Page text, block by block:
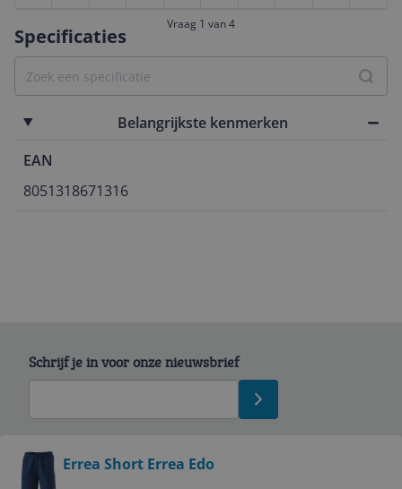
Specificaties
Belangrijkste kenmerken
EAN
8051318671316
Vraag 1 van 4
Errea Short Errea Edo
Schrijf je in voor onze nieuwsbrief